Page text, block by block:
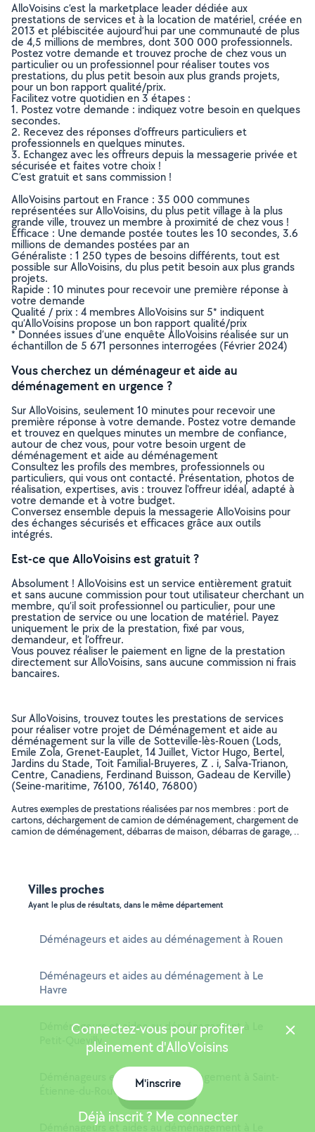
AlloVoisins c’est la marketplace leader dédiée aux
prestations de services et à la location de matériel, créée en
2013 et plébiscitée aujourd’hui par une communauté de plus
de 4,5 millions de membres, dont 300 000 professionnels.
Postez votre demande et trouvez proche de chez vous un
particulier ou un professionnel pour réaliser toutes vos
prestations, du plus petit besoin aux plus grands projets,
pour un bon rapport qualité/prix.
Facilitez votre quotidien en 3 étapes :
1. Postez votre demande : indiquez votre besoin en quelques
secondes.
2. Recevez des réponses d’offreurs particuliers et
professionnels en quelques minutes.
3. Echangez avec les offreurs depuis la messagerie privée et
sécurisée et faites votre choix !
C’est gratuit et sans commission !
AlloVoisins partout en France : 35 000 communes
représentées sur AlloVoisins, du plus petit village à la plus
grande ville, trouvez un membre à proximité de chez vous !
Efficace : Une demande postée toutes les 10 secondes, 3.6
millions de demandes postées par an
Généraliste : 1 250 types de besoins différents, tout est
possible sur AlloVoisins, du plus petit besoin aux plus grands
projets.
Rapide : 10 minutes pour recevoir une première réponse à
votre demande
Qualité / prix : 4 membres AlloVoisins sur 5* indiquent
qu’AlloVoisins propose un bon rapport qualité/prix
* Données issues d’une enquête AlloVoisins réalisée sur un
échantillon de 5 671 personnes interrogées (Février 2024)
Vous cherchez un déménageur et aide au
déménagement en urgence ?
Sur AlloVoisins, seulement 10 minutes pour recevoir une
première réponse à votre demande. Postez votre demande
et trouvez en quelques minutes un membre de confiance,
autour de chez vous, pour votre besoin urgent de
déménagement et aide au déménagement
Consultez les profils des membres, professionnels ou
particuliers, qui vous ont contacté. Présentation, photos de
réalisation, expertises, avis : trouvez l'offreur idéal, adapté à
votre demande et à votre budget.
Conversez ensemble depuis la messagerie AlloVoisins pour
des échanges sécurisés et efficaces grâce aux outils
intégrés.
Est-ce que AlloVoisins est gratuit ?
Absolument ! AlloVoisins est un service entièrement gratuit
et sans aucune commission pour tout utilisateur cherchant un
membre, qu’il soit professionnel ou particulier, pour une
prestation de service ou une location de matériel. Payez
uniquement le prix de la prestation, fixé par vous,
demandeur, et l’offreur.
Vous pouvez réaliser le paiement en ligne de la prestation
directement sur AlloVoisins, sans aucune commission ni frais
bancaires.
Sur AlloVoisins, trouvez toutes les prestations de services
pour réaliser votre projet de Déménagement et aide au
déménagement sur la ville de Sotteville-lès-Rouen (Lods,
Emile Zola, Grenet-Eauplet, 14 Juillet, Victor Hugo, Bertel,
Jardins du Stade, Toit Familial-Bruyeres, Z . i, Salva-Trianon,
Centre, Canadiens, Ferdinand Buisson, Gadeau de Kerville)
(Seine-maritime, 76100, 76140, 76800)
Autres exemples de prestations réalisées par nos membres : port de
cartons, déchargement de camion de déménagement, chargement de
camion de déménagement, débarras de maison, débarras de garage, ..
Villes proches
Ayant le plus de résultats, dans le même département
Déménageurs et aides au déménagement à Rouen
Déménageurs et aides au déménagement à Le
Havre
Déménageurs et aides au déménagement à Le
Petit-Quevilly
Déménageurs et aides au déménagement à Saint-
Étienne-du-Rouvray
Déménageurs et aides au déménagement à Le
Connectez-vous pour profiter
pleinement d'AlloVoisins
M'inscrire
Déjà inscrit ? Me connecter